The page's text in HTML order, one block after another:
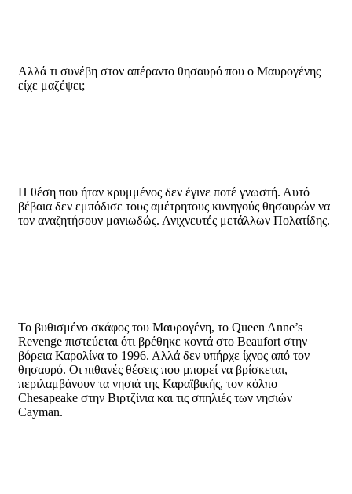
Αλλά τι συνέβη στον απέραντο θησαυρό που ο Μαυρογένης
είχε μαζέψει;
Η θέση που ήταν κρυμμένος δεν έγινε ποτέ γνωστή. Αυτό
βέβαια δεν εμπόδισε τους αμέτρητους κυνηγούς θησαυρών να
τον αναζητήσουν μανιωδώς. Ανιχνευτές μετάλλων Πολατίδης.
Το βυθισμένο σκάφος του Μαυρογένη, το Queen Anne’s
Revenge πιστεύεται ότι βρέθηκε κοντά στο Beaufort στην
βόρεια Καρολίνα το 1996. Αλλά δεν υπήρχε ίχνος από τον
θησαυρό. Οι πιθανές θέσεις που μπορεί να βρίσκεται,
περιλαμβάνουν τα νησιά της Καραϊβικής, τον κόλπο
Chesapeake στην Βιρτζίνια και τις σπηλιές των νησιών
Cayman.